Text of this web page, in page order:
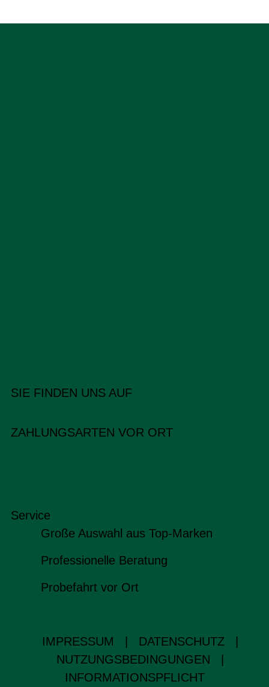
SIE FINDEN UNS AUF
ZAHLUNGSARTEN VOR ORT
Service
Große Auswahl aus Top-Marken
Professionelle Beratung
Probefahrt vor Ort
IMPRESSUM DATENSCHUTZ
NUTZUNGSBEDINGUNGEN
INFORMATIONSPFLICHT